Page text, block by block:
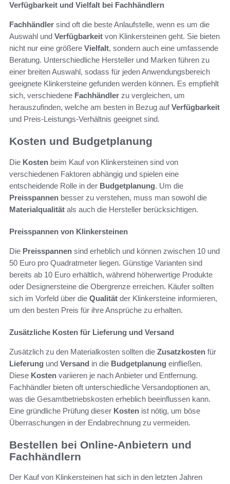
Verfügbarkeit und Vielfalt bei Fachhändlern
Fachhändler sind oft die beste Anlaufstelle, wenn es um die
Auswahl und Verfügbarkeit von Klinkersteinen geht. Sie bieten
nicht nur eine größere Vielfalt, sondern auch eine umfassende
Beratung. Unterschiedliche Hersteller und Marken führen zu
einer breiten Auswahl, sodass für jeden Anwendungsbereich
geeignete Klinkersteine gefunden werden können. Es empfiehlt
sich, verschiedene Fachhändler zu vergleichen, um
herauszufinden, welche am besten in Bezug aufVerfügbarkeit
und Preis-Leistungs-Verhältnis geeignet sind.
Kosten und Budgetplanung
Die Kosten beim Kauf von Klinkersteinen sind von
verschiedenen Faktoren abhängig und spielen eine
entscheidende Rolle in der Budgetplanung. Um die
Preisspannen besser zu verstehen, muss man sowohl die
Materialqualität als auch die Hersteller berücksichtigen.
Preisspannen von Klinkersteinen
Die Preisspannen sind erheblich und können zwischen 10 und
50 Euro pro Quadratmeter liegen. Günstige Varianten sind
bereits ab 10 Euro erhältlich, während höherwertige Produkte
oder Designersteine die Obergrenze erreichen. Käufer sollten
sich im Vorfeld über die Qualität der Klinkersteine informieren,
um den besten Preis für ihre Ansprüche zu erhalten.
Zusätzliche Kosten für Lieferung und Versand
Zusätzlich zu den Materialkosten sollten die Zusatzkosten für
Lieferung und Versand in die Budgetplanung einfließen.
Diese Kosten variieren je nach Anbieter und Entfernung.
Fachhändler bieten oft unterschiedliche Versandoptionen an,
was die Gesamtbetriebskosten erheblich beeinflussen kann.
Eine gründliche Prüfung dieser Kosten ist nötig, um böse
Überraschungen in der Endabrechnung zu vermeiden.
Bestellen bei Online-Anbietern und
Fachhändlern
Der Kauf von Klinkersteinen hat sich in den letzten Jahren